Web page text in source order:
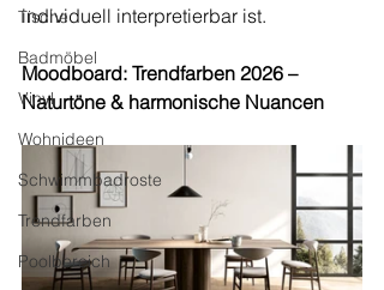
Tische
Badmöbel
Vinyl
Wohnideen
Schwimmbadroste
Trendfarben
Poolbereich
individuell interpretierbar ist.
Moodboard: Trendfarben 2026 –
Naturtöne & harmonische Nuancen